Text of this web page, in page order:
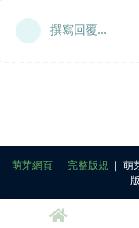
撰寫回覆...
萌芽網頁｜ 完整版規 ｜